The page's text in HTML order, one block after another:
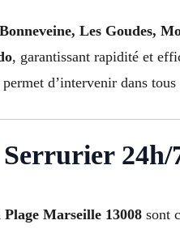
Bonneveine, Les Goudes,
, garantissant rapidité et
permet d’intervenir dans
Marseille 13008 sont